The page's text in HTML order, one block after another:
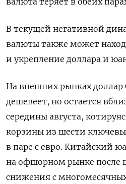
В текущей негативной
валюты также может
и укрепление доллара и
На внешних рынках доллар
дешевеет, но остается
середины августа,
корзины из шести
в паре с евро. Китайский
на офшорном рынке после
снижения с